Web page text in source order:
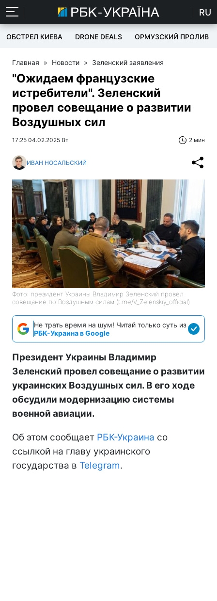
RU
ОБСТРЕЛ КИЕВА DRONE DEALS ОРМУЗСКИЙ ПРОЛИВ
Главная » Новости » Зеленский заявления
"Ожидаем французские
истребители". Зеленский
провел совещание о развитии
Воздушных сил
17:25 04.02.2025 Вт 2 мин
ИВАН НОСАЛЬСКИЙ
Фото: президент Украины Владимир Зеленский провел
совещание по Воздушным силам (t.me/V_Zelenskiy_official)
Не трать время на шум! Читай только суть из
РБК-Украина в Google
Президент Украины Владимир
Зеленский провел совещание о развитии
украинских Воздушных сил. В его ходе
обсудили модернизацию системы
военной авиации.
Об этом сообщает РБК-Украина со
ссылкой на главу украинского
государства в Telegram.